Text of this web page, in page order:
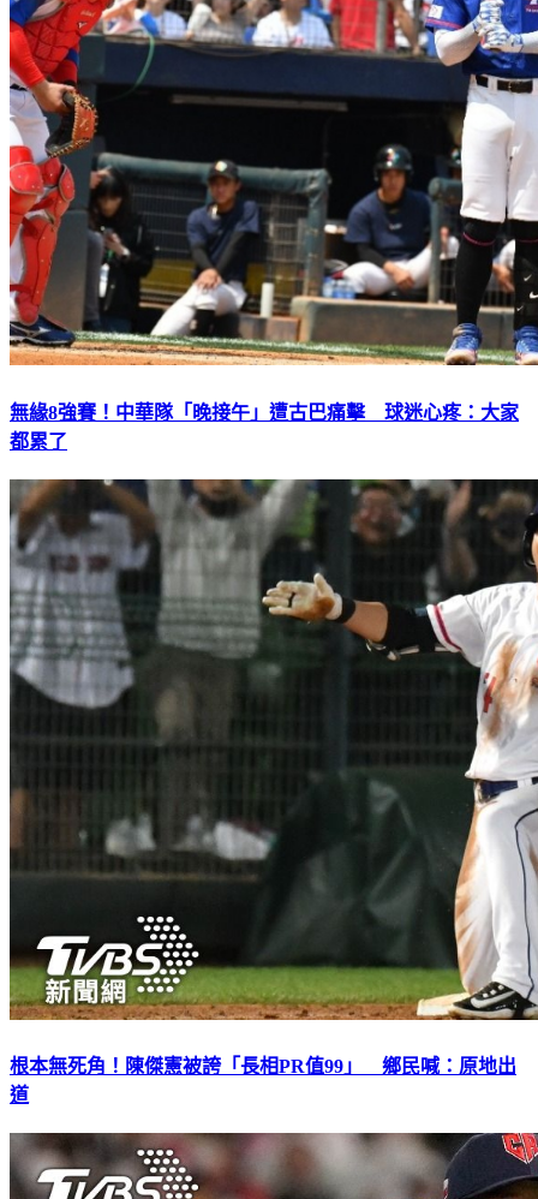
無緣8強賽！中華隊「晚接午」遭古巴痛擊 球迷心疼：大家
都累了
根本無死角！陳傑憲被誇「長相PR值99」 鄉民喊：原地出
道